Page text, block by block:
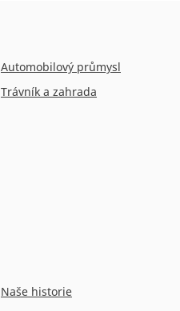
Automobilový průmysl
Trávník a zahrada
Naše historie